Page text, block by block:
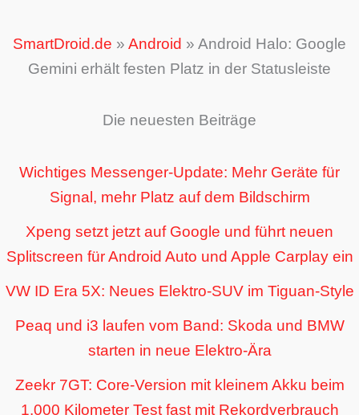
SmartDroid.de » Android » Android Halo: Google
Gemini erhält festen Platz in der Statusleiste
Die neuesten Beiträge
Wichtiges Messenger-Update: Mehr Geräte für
Signal, mehr Platz auf dem Bildschirm
Xpeng setzt jetzt auf Google und führt neuen
Splitscreen für Android Auto und Apple Carplay ein
VW ID Era 5X: Neues Elektro-SUV im Tiguan-Style
Peaq und i3 laufen vom Band: Skoda und BMW
starten in neue Elektro-Ära
Zeekr 7GT: Core-Version mit kleinem Akku beim
1.000 Kilometer Test fast mit Rekordverbrauch